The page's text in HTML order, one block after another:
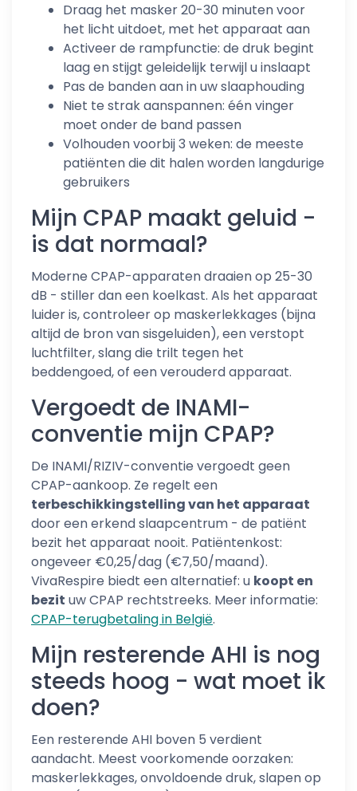
Draag het masker 20-30 minuten voor
het licht uitdoet, met het apparaat aan
Activeer de rampfunctie: de druk begint
laag en stijgt geleidelijk terwijl u inslaapt
Pas de banden aan in uw slaaphouding
Niet te strak aanspannen: één vinger
moet onder de band passen
Volhouden voorbij 3 weken: de meeste
patiënten die dit halen worden langdurige
gebruikers
Mijn CPAP maakt geluid -
is dat normaal?
Moderne CPAP-apparaten draaien op 25-30
dB - stiller dan een koelkast. Als het apparaat
luider is, controleer op maskerlekkages (bijna
altijd de bron van sisgeluiden), een verstopt
luchtfilter, slang die trilt tegen het
beddengoed, of een verouderd apparaat.
Vergoedt de INAMI-
conventie mijn CPAP?
De INAMI/RIZIV-conventie vergoedt geen
CPAP-aankoop. Ze regelt een
terbeschikkingstelling van het apparaat
door een erkend slaapcentrum - de patiënt
bezit het apparaat nooit. Patiëntenkost:
ongeveer €0,25/dag (€7,50/maand).
VivaRespire biedt een alternatief: u koopt en
bezit uw CPAP rechtstreeks. Meer informatie:
CPAP-terugbetaling in België.
Mijn resterende AHI is nog
steeds hoog - wat moet ik
doen?
Een resterende AHI boven 5 verdient
aandacht. Meest voorkomende oorzaken:
maskerlekkages, onvoldoende druk, slapen op